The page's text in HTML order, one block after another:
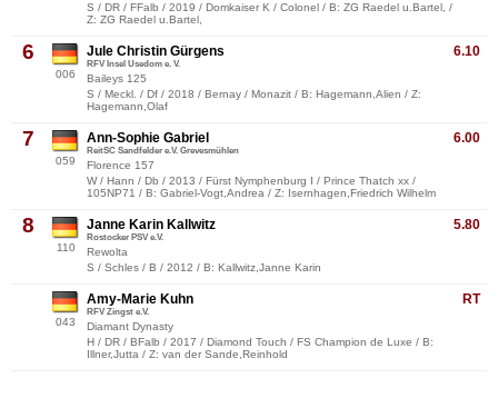
S / DR / FFalb / 2019 / Domkaiser K / Colonel / B: ZG Raedel u.Bartel, /
Z: ZG Raedel u.Bartel,
6
006
6.10
Jule Christin Gürgens
RFV Insel Usedom e. V.
Baileys 125
S / Meckl. / Df / 2018 / Bernay / Monazit / B: Hagemann,Alien / Z:
Hagemann,Olaf
7
059
6.00
Ann-Sophie Gabriel
ReitSC Sandfelder e.V. Grevesmühlen
Florence 157
W / Hann / Db / 2013 / Fürst Nymphenburg I / Prince Thatch xx /
105NP71 / B: Gabriel-Vogt,Andrea / Z: Isernhagen,Friedrich Wilhelm
8
110
5.80
Janne Karin Kallwitz
Rostocker PSV e.V.
Rewolta
S / Schles / B / 2012 / B: Kallwitz,Janne Karin
043
RT
Amy-Marie Kuhn
RFV Zingst e.V.
Diamant Dynasty
H / DR / BFalb / 2017 / Diamond Touch / FS Champion de Luxe / B:
Illner,Jutta / Z: van der Sande,Reinhold